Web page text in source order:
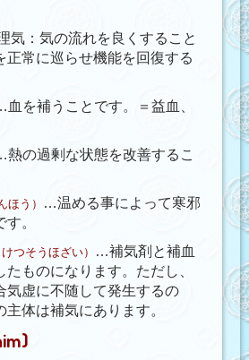
気：気の流れを良くすること
正常に巡らせ機能を回復する
血を補うことです。＝益血、
熱の過剰な状態を改善するこ
ほう）
…温める事によって寒邪
。
けつそうほざい）
…補気剤と補血
ものになります。ただし、
気虚に不随して発生するの
体は補気にあります。